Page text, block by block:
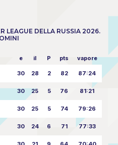
LEAGUE DELLA RUSSIA 2026.
e il P pts vapore
30 28 2 82 87:24
30 25 5 76 81:21
30 25 5 74 79:26
30 24 6 71 77:33